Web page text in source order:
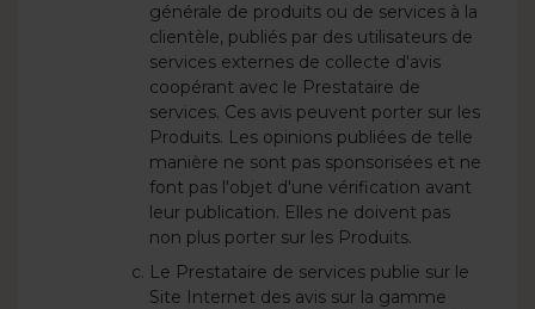
générale de produits ou de services à la
clientèle, publiés par des utilisateurs de
services externes de collecte d'avis
coopérant avec le Prestataire de
services. Ces avis peuvent porter sur les
Produits. Les opinions publiées de telle
manière ne sont pas sponsorisées et ne
font pas l'objet d'une vérification avant
leur publication. Elles ne doivent pas
non plus porter sur les Produits.
Le Prestataire de services publie sur le
Site Internet des avis sur la gamme